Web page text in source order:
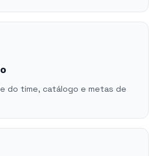
do time, catálogo e metas de